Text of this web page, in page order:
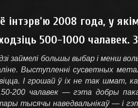
інтэрв'ю 2008 года, у
500-1000 чалавек.
займелі большы выбар і менш
Выступленні сусветных
І грошай ў іх не так шмат,
200 чалавек — гэта добры
тысячы наведвальнікаў — і